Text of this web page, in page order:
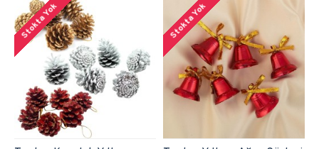
Stokta Yok Stokta Yok